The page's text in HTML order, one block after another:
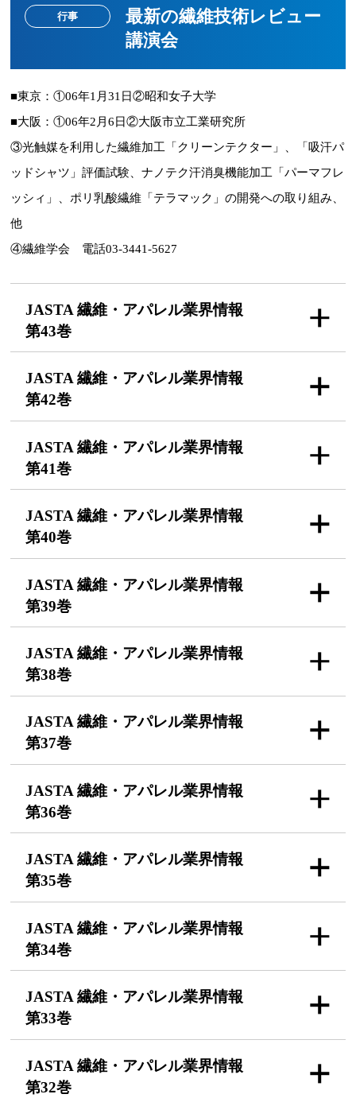
行事
最新の繊維技術レビュー
講演会
■東京：①06年1月31日②昭和女子大学
■大阪：①06年2月6日②大阪市立工業研究所
③光触媒を利用した繊維加工「クリーンテクター」、「吸汗パ
ッドシャツ」評価試験、ナノテク汗消臭機能加工「パーマフレ
ッシィ」、ポリ乳酸繊維「テラマック」の開発への取り組み、
他
④繊維学会 電話03-3441-5627
JASTA 繊維・アパレル業界情報
第43巻
JASTA 繊維・アパレル業界情報
第42巻
JASTA 繊維・アパレル業界情報
第41巻
JASTA 繊維・アパレル業界情報
第40巻
JASTA 繊維・アパレル業界情報
第39巻
JASTA 繊維・アパレル業界情報
第38巻
JASTA 繊維・アパレル業界情報
第37巻
JASTA 繊維・アパレル業界情報
第36巻
JASTA 繊維・アパレル業界情報
第35巻
JASTA 繊維・アパレル業界情報
第34巻
JASTA 繊維・アパレル業界情報
第33巻
JASTA 繊維・アパレル業界情報
第32巻